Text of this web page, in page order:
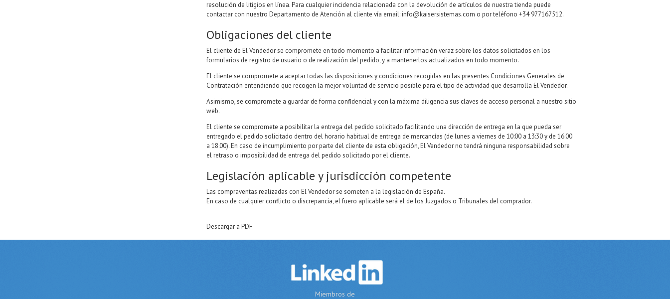
resolución de litigios en línea. Para cualquier incidencia relacionada con la devolución de artículos de nuestra tienda puede
contactar con nuestro Departamento de Atención al cliente vía email:info@kaisersistemas.com o por teléfono +34 977167512.
Obligaciones del cliente
El cliente de El Vendedor se compromete en todo momento a facilitar información veraz sobre los datos solicitados en los
formularios de registro de usuario o de realización del pedido, y a mantenerlos actualizados en todo momento.
El cliente se compromete a aceptar todas las disposiciones y condiciones recogidas en las presentes Condiciones Generales de
Contratación entendiendo que recogen la mejor voluntad de servicio posible para el tipo de actividad que desarrolla El Vendedor.
Asimismo, se compromete a guardar de forma confidencial y con la máxima diligencia sus claves de acceso personal a nuestro sitio
web.
El cliente se compromete a posibilitar la entrega del pedido solicitado facilitando una dirección de entrega en la que pueda ser
entregado el pedido solicitado dentro del horario habitual de entrega de mercancías (de lunes a viernes de 10:00 a 13:30 y de 16:00
a 18:00). En caso de incumplimiento por parte del cliente de esta obligación, El Vendedor no tendrá ninguna responsabilidad sobre
el retraso o imposibilidad de entrega del pedido solicitado por el cliente.
Legislación aplicable y jurisdicción competente
Las compraventas realizadas con El Vendedor se someten a la legislación de España.
En caso de cualquier conflicto o discrepancia, el fuero aplicable será el de los Juzgados o Tribunales del comprador.
Descargar a PDF
Miembros de